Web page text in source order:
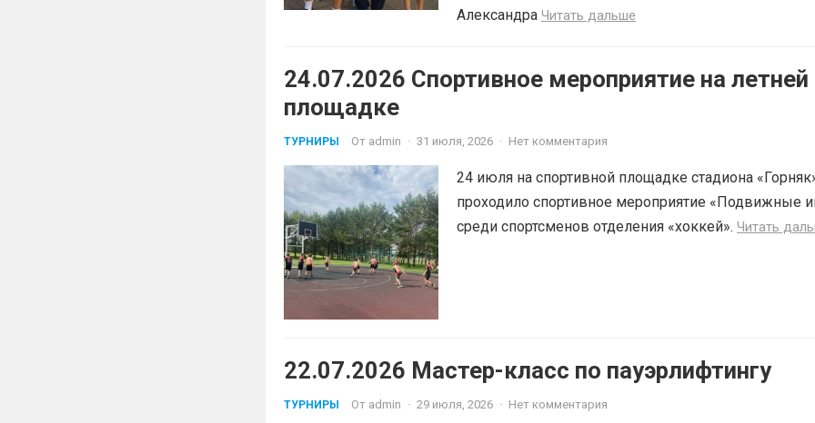
Александра Читать дальше
24.07.2026 Спортивное мероприятие на летней
площадке
ТУРНИРЫ От admin · 31 июля, 2026 · Нет комментария
24 июля на спортивной площадке стадиона
проходило спортивное мероприятие «Подвижные
среди спортсменов отделения «хоккей». Читать
22.07.2026 Мастер-класс по пауэрлифтингу
ТУРНИРЫ От admin · 29 июля, 2026 · Нет комментария